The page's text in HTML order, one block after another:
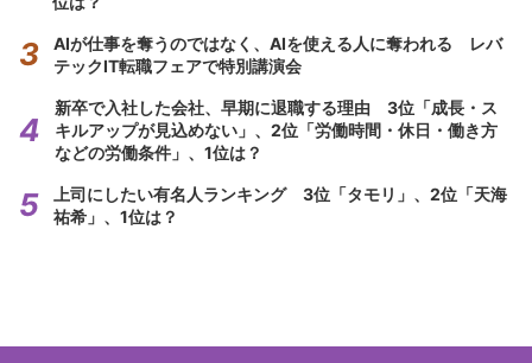
AIが仕事を奪うのではなく、AIを使える人に奪われる レバ
テックIT転職フェアで特別講演会
新卒で入社した会社、早期に退職する理由 3位「成長・ス
キルアップが見込めない」、2位「労働時間・休日・働き方
などの労働条件」、1位は？
上司にしたい有名人ランキング 3位「タモリ」、2位「天海
祐希」、1位は？